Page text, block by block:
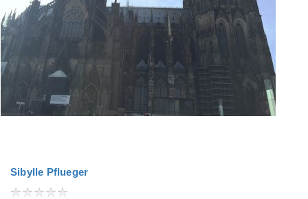
Sibylle Pflueger